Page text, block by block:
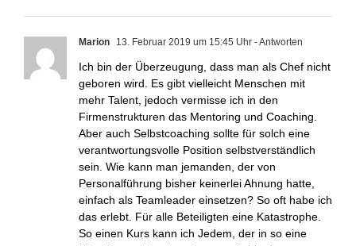
Marion 13. Februar 2019 um 15:45 Uhr - Antworten
Ich bin der Überzeugung, dass man als Chef nicht
geboren wird. Es gibt vielleicht Menschen mit
mehr Talent, jedoch vermisse ich in den
Firmenstrukturen das Mentoring und Coaching.
Aber auch Selbstcoaching sollte für solch eine
verantwortungsvolle Position selbstverständlich
sein. Wie kann man jemanden, der von
Personalführung bisher keinerlei Ahnung hatte,
einfach als Teamleader einsetzen? So oft habe ich
das erlebt. Für alle Beteiligten eine Katastrophe.
So einen Kurs kann ich Jedem, der in so eine